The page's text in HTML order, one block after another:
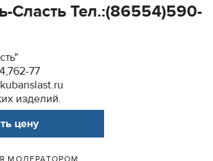
Сласть Тел.:(86554)590-
77
изделий.
цену